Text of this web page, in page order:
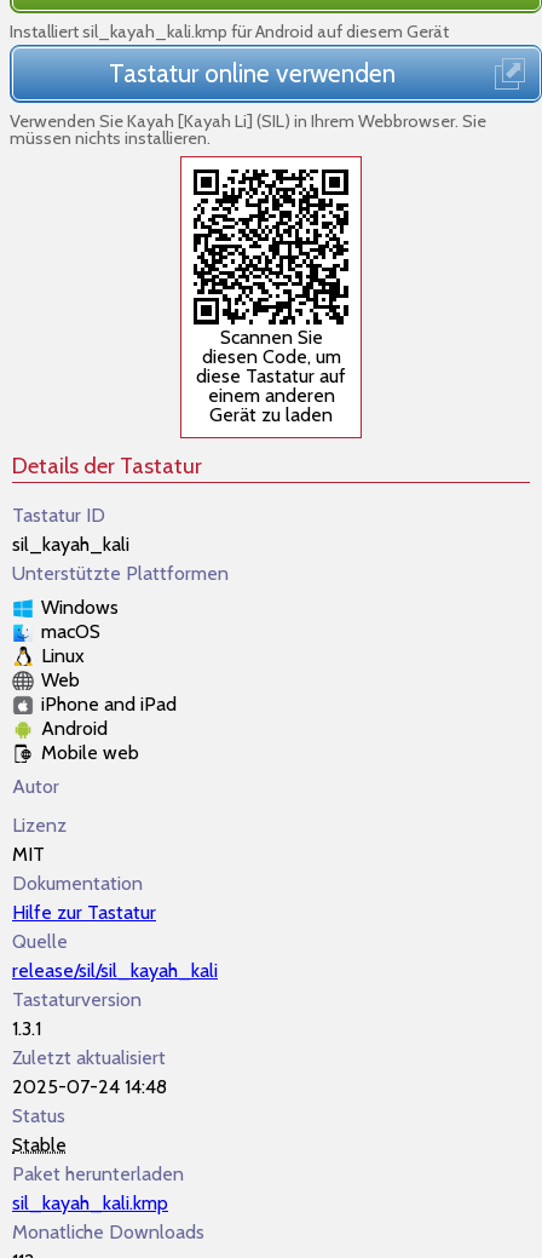
Installiert sil_kayah_kali.kmp für Android auf diesem Gerät
Tastatur online verwenden
Verwenden Sie Kayah [Kayah Li] (SIL) in Ihrem Webbrowser. Sie
müssen nichts installieren.
Scannen Sie
diesen Code, um
diese Tastatur auf
einem anderen
Gerät zu laden
Details der Tastatur
Tastatur ID
sil_kayah_kali
Unterstützte Plattformen
Windows
macOS
Linux
Web
iPhone and iPad
Android
Mobile web
Autor
Lizenz
MIT
Dokumentation
Hilfe zur Tastatur
Quelle
release/sil/sil_kayah_kali
Tastaturversion
1.3.1
Zuletzt aktualisiert
2025-07-24 14:48
Status
Stable
Paket herunterladen
sil_kayah_kali.kmp
Monatliche Downloads